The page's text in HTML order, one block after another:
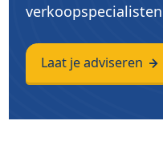
Laat je adviseren